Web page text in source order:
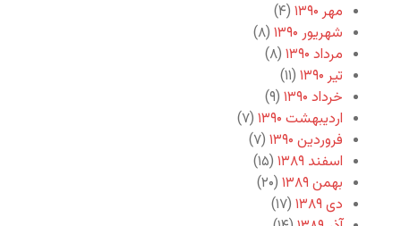
مهر ۱۳۹۰
(۴)
شهریور ۱۳۹۰
(۸)
مرداد ۱۳۹۰
(۸)
تیر ۱۳۹۰
(۱۱)
خرداد ۱۳۹۰
(۹)
اردیبهشت ۱۳۹۰
(۷)
فروردین ۱۳۹۰
(۷)
اسفند ۱۳۸۹
(۱۵)
بهمن ۱۳۸۹
(۲۰)
دی ۱۳۸۹
(۱۷)